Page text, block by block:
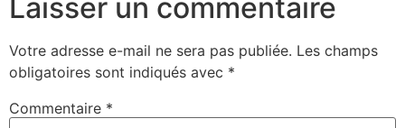
Laisser un commentaire
Votre adresse e-mail ne sera pas publiée. Les champs
obligatoires sont indiqués avec *
Commentaire *